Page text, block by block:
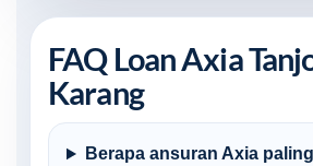
FAQ Loan Axia
Karang
Berapa ansuran Axia